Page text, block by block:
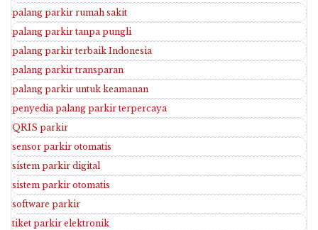
palang parkir rumah sakit
palang parkir tanpa pungli
palang parkir terbaik Indonesia
palang parkir transparan
palang parkir untuk keamanan
penyedia palang parkir terpercaya
QRIS parkir
sensor parkir otomatis
sistem parkir digital
sistem parkir otomatis
software parkir
tiket parkir elektronik